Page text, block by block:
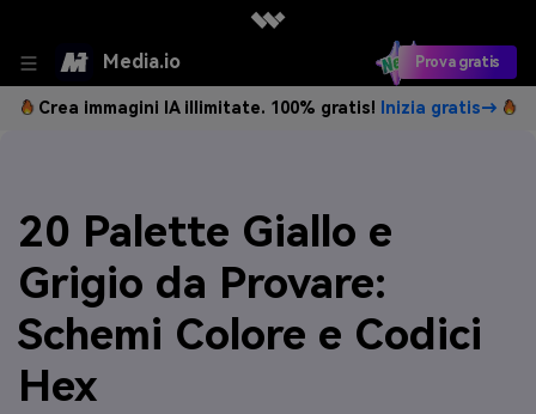
Media.io Prova gratis
Crea immagini IA illimitate. 100% gratis! Inizia gratis→
20 Palette Giallo e
Grigio da Provare:
Schemi Colore e Codici
Hex